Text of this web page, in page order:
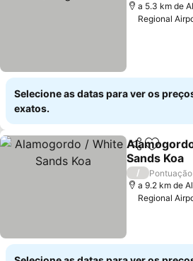
a 5.3 km de
Regional
Selecione as datas para ver os
exatos.
Partilhar
Sands Koa
Ver preços
/
a 9.2 km de
Regional